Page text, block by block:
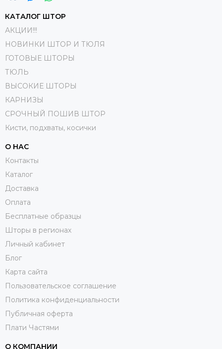
КАТАЛОГ ШТОР
АКЦИИ!!!
НОВИНКИ ШТОР И ТЮЛЯ
ГОТОВЫЕ ШТОРЫ
ТЮЛЬ
ВЫСОКИЕ ШТОРЫ
КАРНИЗЫ
СРОЧНЫЙ ПОШИВ ШТОР
Кисти, подхваты, косички
О НАС
Контакты
Каталог
Доставка
Оплата
Бесплатные образцы
Шторы в регионах
Личный кабинет
Блог
Карта сайта
Пользовательское соглашение
Политика конфиденциальности
Публичная оферта
Плати Частями
О КОМПАНИИ